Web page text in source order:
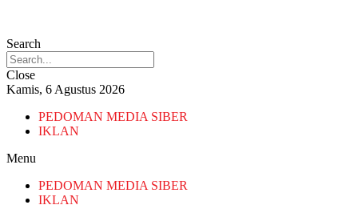
Search
Close
Kamis, 6 Agustus 2026
PEDOMAN MEDIA SIBER
IKLAN
Menu
PEDOMAN MEDIA SIBER
IKLAN